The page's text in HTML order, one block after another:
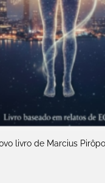
livro de Marcius